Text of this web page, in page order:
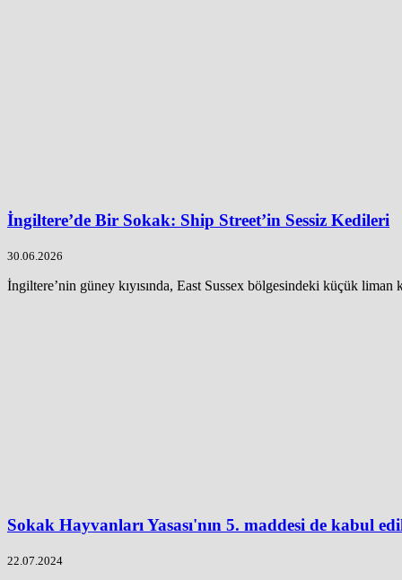
İngiltere’de Bir Sokak: Ship Street’in Sessiz Kedileri
30.06.2026
İngiltere’nin güney kıyısında, East Sussex bölgesindeki küçük liman
Sokak Hayvanları Yasası'nın 5. maddesi de kabul
22.07.2024